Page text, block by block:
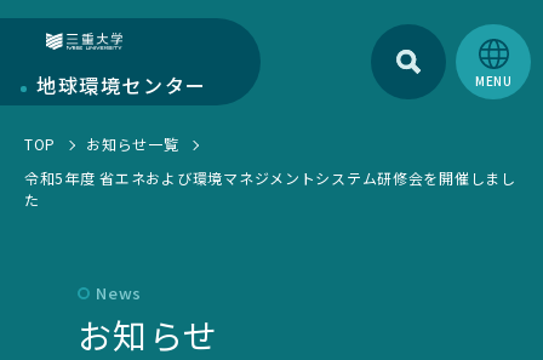
地球環境センター
検索
地球環境センターについて
お知らせ一覧
教育・人材育成部門
学生活動
EGC学生委員会
TOP
お知らせ一覧
令和5年度 省エネおよび環境マネジメントシステム研修会を開催しまし
た
News
お知らせ